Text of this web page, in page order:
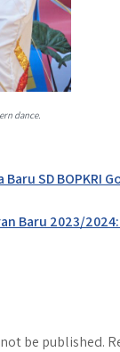
dance.
Baru SD BOPKRI
Baru 2023/
be published.